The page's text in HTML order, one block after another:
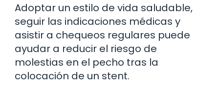
Adoptar un estilo de vida saludable,
seguir las indicaciones médicas y
asistir a chequeos regulares puede
ayudar a reducir el riesgo de
molestias en el pecho tras la
colocación de un stent.